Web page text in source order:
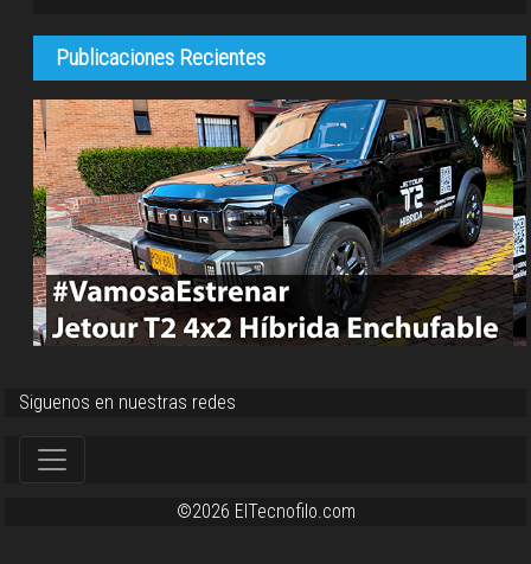
Publicaciones Recientes
Siguenos en nuestras redes
©2026 ElTecnofilo.com